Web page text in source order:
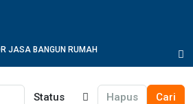
JASA BANGUN RUMAH
Status Hapus Cari